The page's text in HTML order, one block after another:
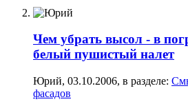
Чем убрать высол - в
белый пушистый налет
Юрий, 03.10.2006, в разделе:
фасадов